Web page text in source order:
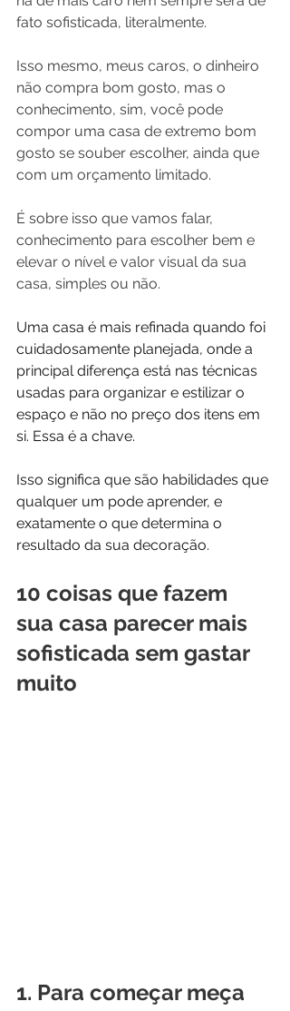
fato sofisticada, literalmente.
Isso mesmo, meus caros, o dinheiro
não compra bom gosto, mas o
conhecimento, sim, você pode
compor uma casa de extremo bom
gosto se souber escolher, ainda que
com um orçamento limitado.
É sobre isso que vamos falar,
conhecimento para escolher bem e
elevar o nível e valor visual da sua
casa, simples ou não.
Uma casa é mais refinada quando foi
cuidadosamente planejada, onde a
principal diferença está nas técnicas
usadas para organizar e estilizar o
espaço e não no preço dos itens em
si. Essa é a chave.
Isso significa que são habilidades que
qualquer um pode aprender, e
exatamente o que determina o
resultado da sua decoração.
10 coisas que fazem
sua casa parecer mais
sofisticada sem gastar
muito
1. Para começar meça